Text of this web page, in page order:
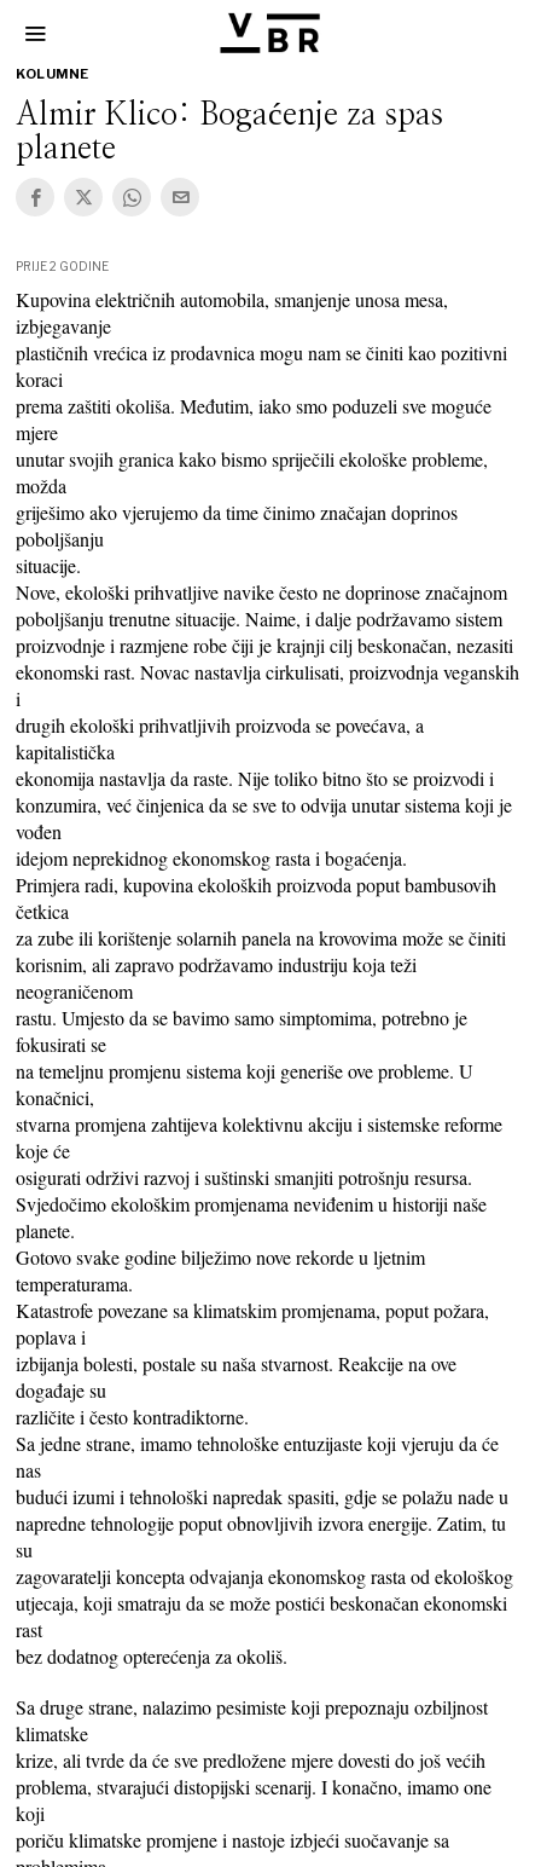
KOLUMNE
Almir Klico: Bogaćenje za spas
planete
PRIJE 2 GODINE
Kupovina električnih automobila, smanjenje unosa mesa,
izbjegavanje
plastičnih vrećica iz prodavnica mogu nam se činiti kao pozitivni
koraci
prema zaštiti okoliša. Međutim, iako smo poduzeli sve moguće
mjere
unutar svojih granica kako bismo spriječili ekološke probleme,
možda
griješimo ako vjerujemo da time činimo značajan doprinos
poboljšanju
situacije.
Nove, ekološki prihvatljive navike često ne doprinose značajnom
poboljšanju trenutne situacije. Naime, i dalje podržavamo sistem
proizvodnje i razmjene robe čiji je krajnji cilj beskonačan, nezasiti
ekonomski rast. Novac nastavlja cirkulisati, proizvodnja veganskih
i
drugih ekološki prihvatljivih proizvoda se povećava, a
kapitalistička
ekonomija nastavlja da raste. Nije toliko bitno što se proizvodi i
konzumira, već činjenica da se sve to odvija unutar sistema koji je
vođen
idejom neprekidnog ekonomskog rasta i bogaćenja.
Primjera radi, kupovina ekoloških proizvoda poput bambusovih
četkica
za zube ili korištenje solarnih panela na krovovima može se činiti
korisnim, ali zapravo podržavamo industriju koja teži
neograničenom
rastu. Umjesto da se bavimo samo simptomima, potrebno je
fokusirati se
na temeljnu promjenu sistema koji generiše ove probleme. U
konačnici,
stvarna promjena zahtijeva kolektivnu akciju i sistemske reforme
koje će
osigurati održivi razvoj i suštinski smanjiti potrošnju resursa.
Svjedočimo ekološkim promjenama neviđenim u historiji naše
planete.
Gotovo svake godine bilježimo nove rekorde u ljetnim
temperaturama.
Katastrofe povezane sa klimatskim promjenama, poput požara,
poplava i
izbijanja bolesti, postale su naša stvarnost. Reakcije na ove
događaje su
različite i često kontradiktorne.
Sa jedne strane, imamo tehnološke entuzijaste koji vjeruju da će
nas
budući izumi i tehnološki napredak spasiti, gdje se polažu nade u
napredne tehnologije poput obnovljivih izvora energije. Zatim, tu
su
zagovaratelji koncepta odvajanja ekonomskog rasta od ekološkog
utjecaja, koji smatraju da se može postići beskonačan ekonomski
rast
bez dodatnog opterećenja za okoliš.
Sa druge strane, nalazimo pesimiste koji prepoznaju ozbiljnost
klimatske
krize, ali tvrde da će sve predložene mjere dovesti do još većih
problema, stvarajući distopijski scenarij. I konačno, imamo one
koji
poriču klimatske promjene i nastoje izbjeći suočavanje sa